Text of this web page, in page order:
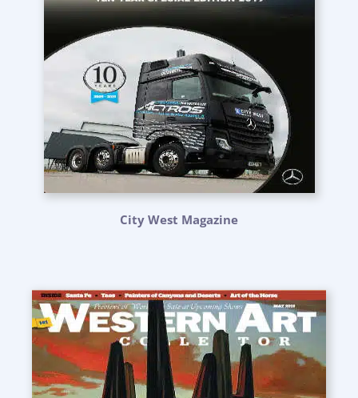
City West Magazine